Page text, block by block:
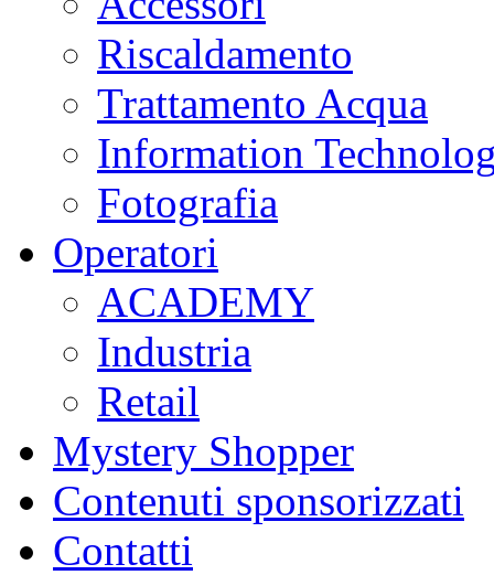
Riscaldamento
Trattamento Acqua
Information
Fotografia
Operatori
ACADEMY
Industria
Retail
Mystery Shopper
Contenuti sponsorizzati
Contatti